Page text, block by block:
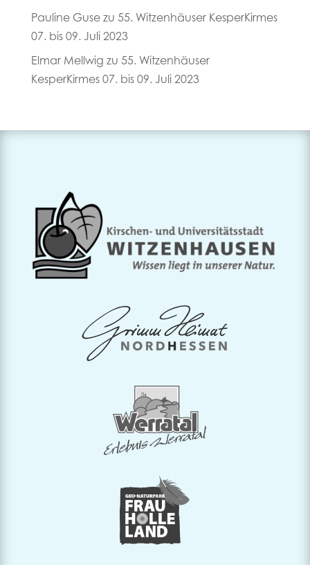
Pauline Gusezu 55. Witzenhäuser KesperKirmes
07. bis 09. Juli 2023
Elmar Mellwig zu 55. Witzenhäuser
KesperKirmes 07. bis 09. Juli 2023